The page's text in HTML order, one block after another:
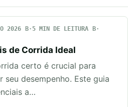
2026
5 MIN DE LEITURA
de Corrida Ideal
certo é crucial para
seu desempenho. Este guia
a…